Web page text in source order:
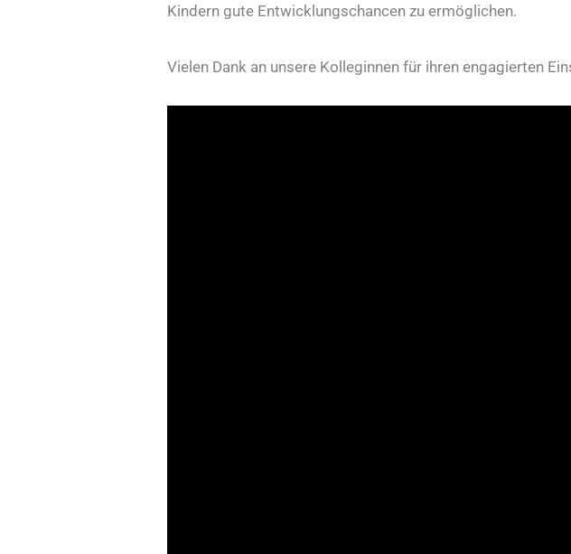
Kindern gute Entwicklungschancen zu ermöglichen.
Vielen Dank an unsere Kolleginnen für ihren engagierten